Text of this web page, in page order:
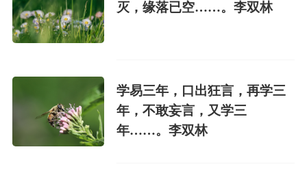
灭，缘落已空……。李双林
学易三年，口出狂言，再学三
年，不敢妄言，又学三
年……。李双林